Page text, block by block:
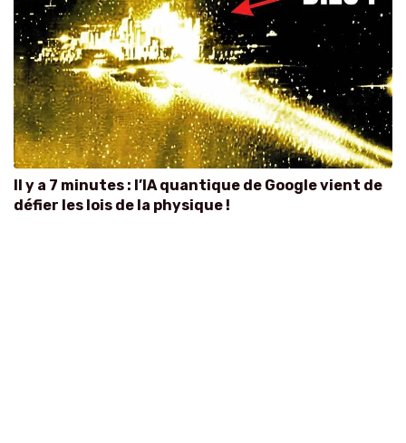
Il y a 7 minutes : l’IA quantique de Google vient de
défier les lois de la physique !